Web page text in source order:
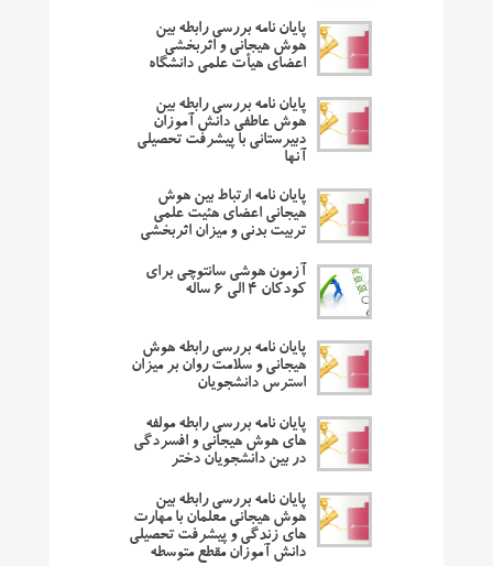
پایان نامه بررسی رابطه بین
هوش هیجانی و اثربخشی
اعضای هیأت علمی دانشگاه
پایان نامه بررسی رابطه بین
هوش عاطفی دانش آموزان
دبیرستانی با پیشرفت تحصیلی
آنها
پایان نامه ارتباط بین هوش
هیجانی اعضای هئیت علمی
تربیت بدنی و میزان اثربخشی
آزمون هوشی سانتوچی برای
کودکان ۴ الی ۶ ساله
پایان نامه بررسی رابطه هوش
هیجانی و سلامت روان بر میزان
استرس دانشجویان
پایان نامه بررسی رابطه مولفه
های هوش هیجانی و افسردگی
در بین دانشجویان دختر
پایان نامه بررسی رابطه بین
هوش هیجانی معلمان با مهارت
های زندگی و پیشرفت تحصیلی
دانش آموزان مقطع متوسطه